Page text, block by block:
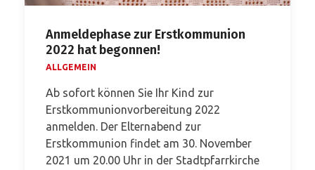
Anmeldephase zur Erstkommunion
2022 hat begonnen!
ALLGEMEIN
Ab sofort können Sie Ihr Kind zur
Erstkommunionvorbereitung 2022
anmelden. Der Elternabend zur
Erstkommunion findet am 30. November
2021 um 20.00 Uhr in der Stadtpfarrkirche